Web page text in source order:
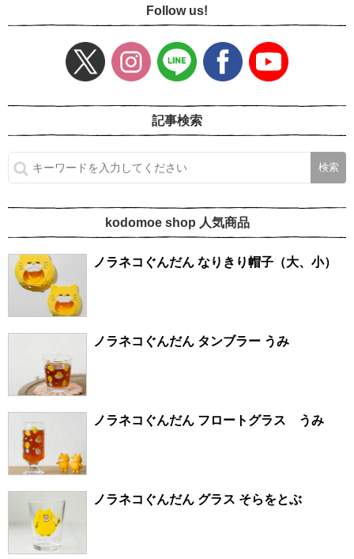
Follow us!
記事検索
kodomoe shop 人気商品
ノラネコぐんだん なりきり帽子（大、小）
ノラネコぐんだん タンブラー うみ
ノラネコぐんだん フロートグラス うみ
ノラネコぐんだん グラス そらをとぶ